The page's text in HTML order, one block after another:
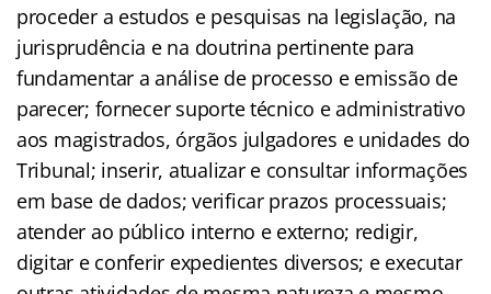
proceder a estudos e pesquisas na legislação, na
jurisprudência e na doutrina pertinente para
fundamentar a análise de processo e emissão de
parecer; fornecer suporte técnico e administrativo
aos magistrados, órgãos julgadores e unidades do
Tribunal; inserir, atualizar e consultar informações
em base de dados; verificar prazos processuais;
atender ao público interno e externo; redigir,
digitar e conferir expedientes diversos; e executar